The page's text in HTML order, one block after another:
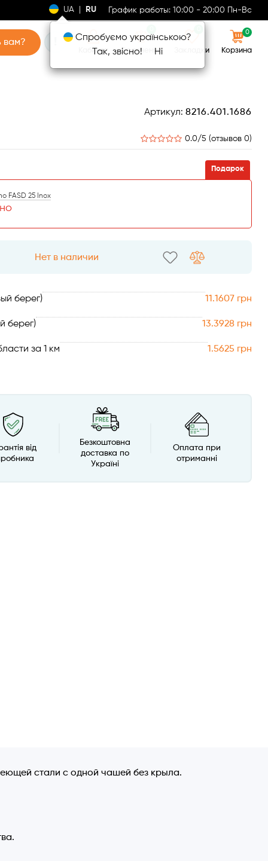
UA RU График работы: 10:00 - 20:00 Пн-Вс
вам?
Кабинет Сравнение Закладки
0
Корзина
Артикул:8216.401.1686
0.0/5 (отзывов 0)
Подарок
FASD 25 Inox
Нет в наличии
берег) 11.1607 грн
берег) 13.3928 грн
за 1 км 1.5625 грн
від
Безкоштовна
доставка по
Україні
Оплата при
отриманні
стали с одной чашей без крыла.
Спробуємо українською?
Так, звісно!
Ні